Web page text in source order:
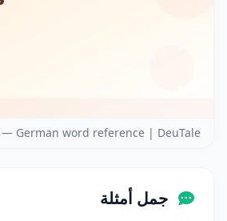
German word reference | DeuTale
جمل أمثلة